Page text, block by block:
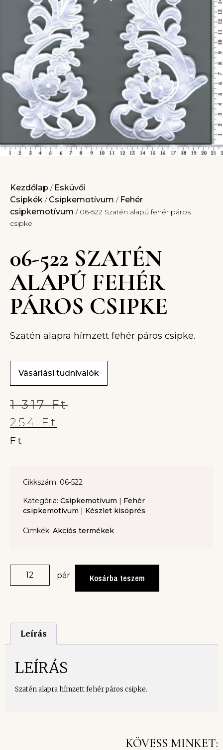
Kezdőlap / Esküvői
Csipkék / Csipkemotívum / Fehér
csipkemotívum / 06-522 Szatén alapú fehér páros
csipke
06-522 SZATÉN
ALAPÚ FEHÉR
PÁROS CSIPKE
Szatén alapra hímzett fehér páros csipke.
Vásárlási tudnivalók
1 317Ft
254 Ft
Ft
Cikkszám: 06-522
Kategória: Csipkemotívum | Fehér
csipkemotívum | Készlet kisöprés
Cimkék: Akciós termékek
pár Kosárba teszem
Leírás
LEÍRÁS
Szatén alapra hímzett fehér páros csipke.
KÖVESS MINKET: